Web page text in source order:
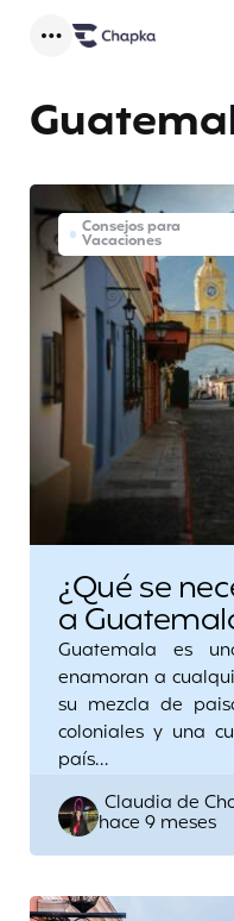
Consejos para
Vacaciones
¿Qué se
a
Guatemala es
enamoran a
su mezcla de
coloniales y una
país…
Posted
by
Claudia de
hace 9 meses